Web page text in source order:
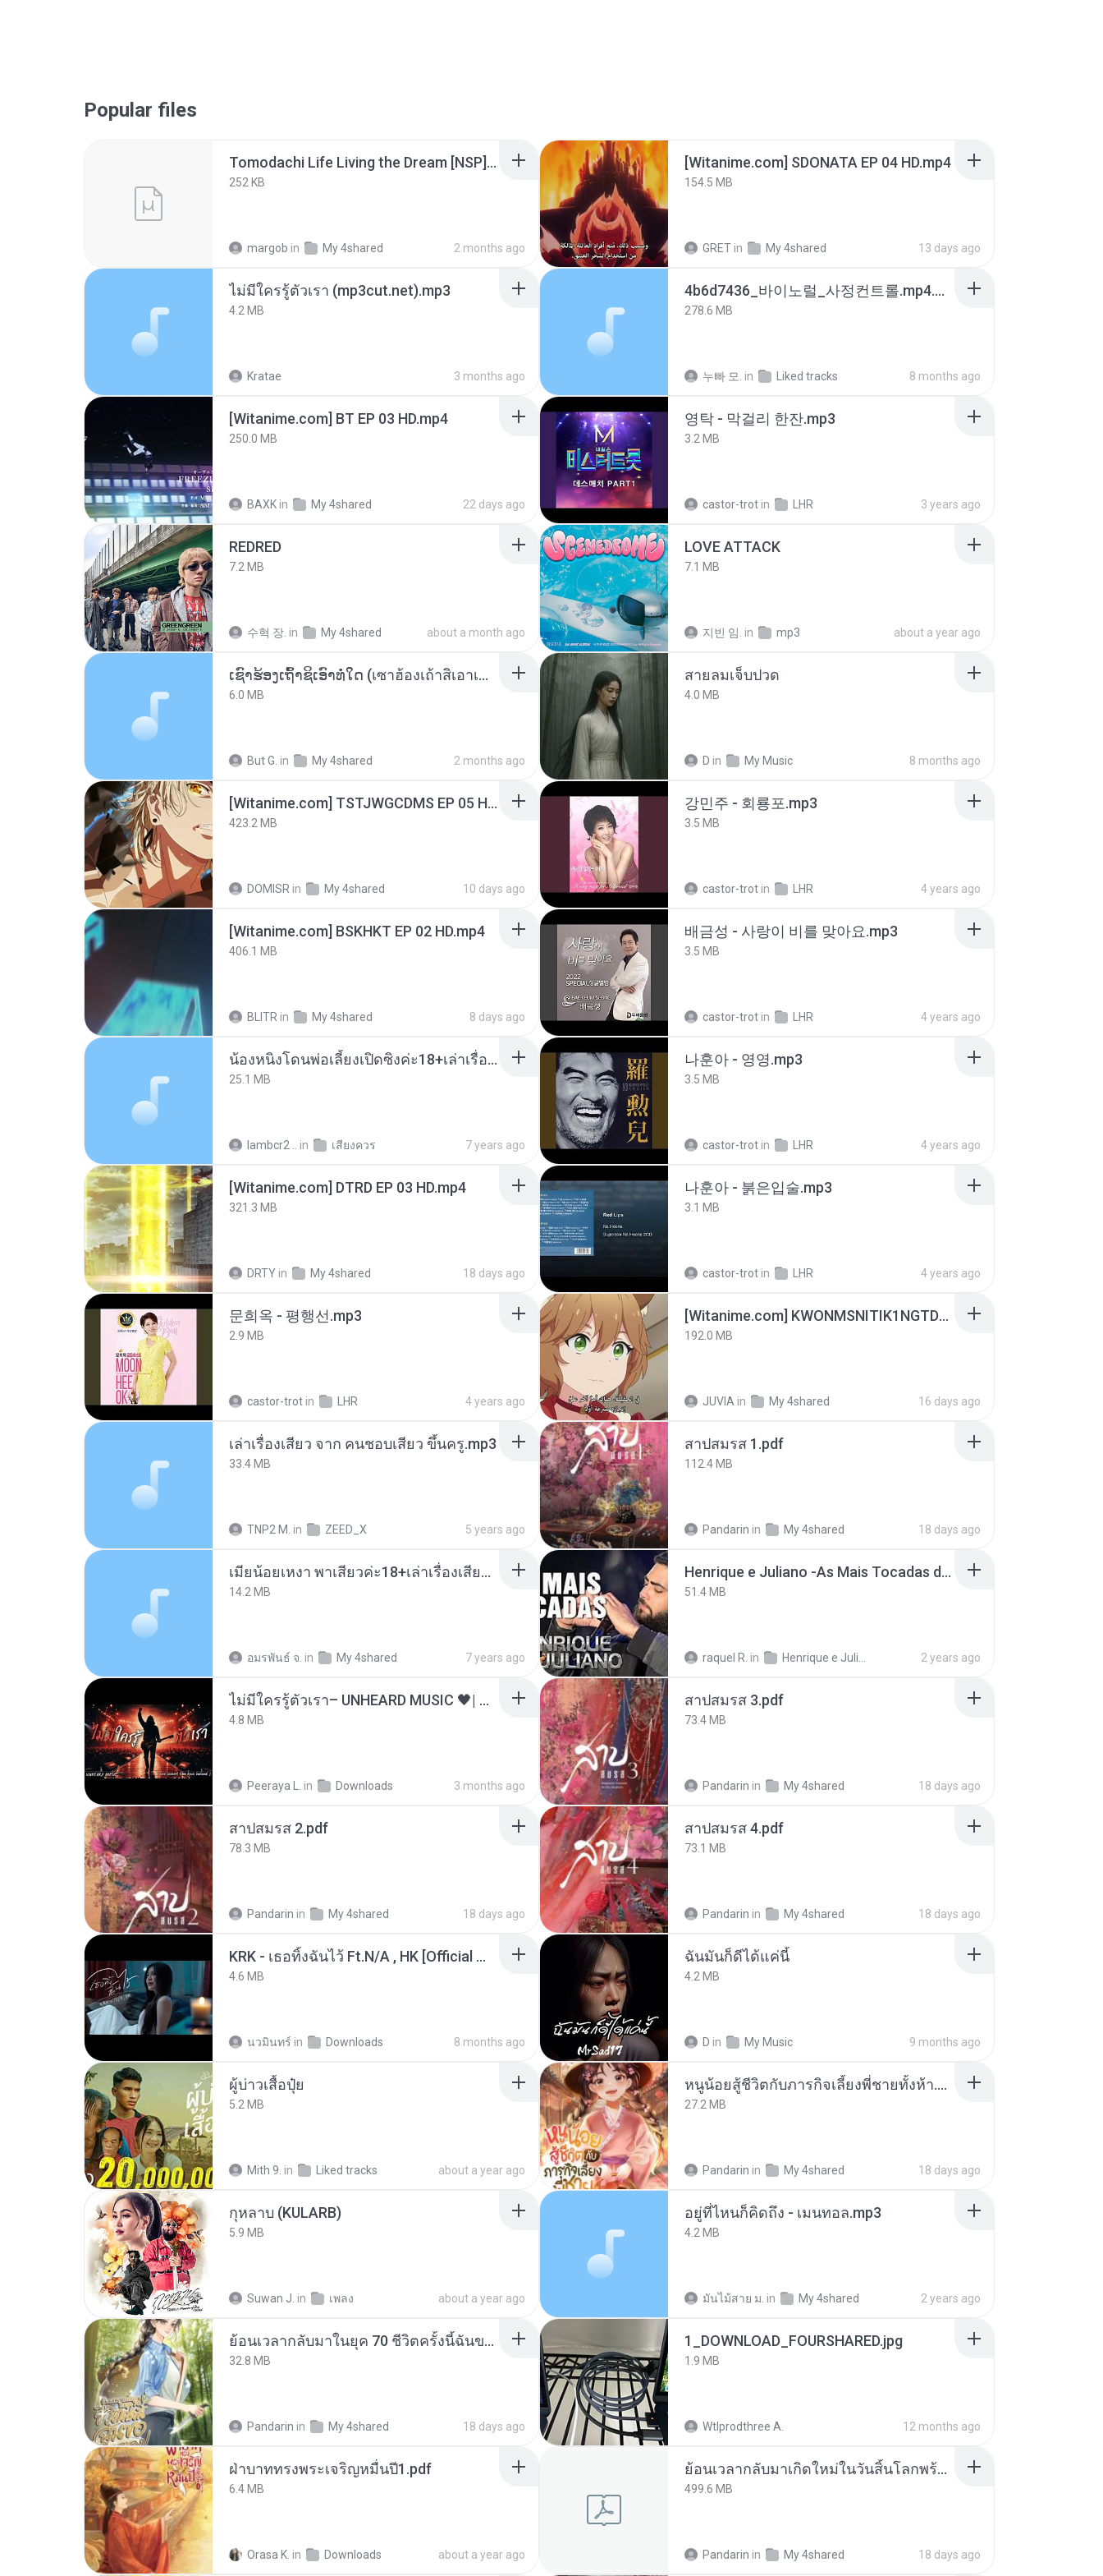
Popular files
Tomodachi Life Living the Dream [NSP].torrent
252 KB
margob in My 4shared 2 months ago
[Witanime.com] SDONATA EP 04 HD.mp4
154.5 MB
GRET in My 4shared 13 days ago
ไม่มีใครรู้ตัวเรา (mp3cut.net).mp3
4.2 MB
Kratae 3 months ago
4b6d7436_바이노럴_사정컨트롤.mp4.m4a
278.6 MB
누빠 모. in Liked tracks 8 months ago
[Witanime.com] BT EP 03 HD.mp4
250.0 MB
BAXK in My 4shared 22 days ago
영탁 - 막걸리 한잔.mp3
3.2 MB
castor-trot in LHR 3 years ago
REDRED
7.2 MB
수혁 장. in My 4shared about a month ago
LOVE ATTACK
7.1 MB
지빈 임. in mp3 about a year ago
ເຊົາຮ້ອງເຖົ້າຊິເອົາທໍ່ໃດ (เซาฮ้องเถ้าสิเอาเท่าใด) ບຸນເກີດ ຫນູຫ່ວງ ft. ໂສພາ ຈຸນທະລາ
6.0 MB
But G. in My 4shared 2 months ago
สายลมเจ็บปวด
4.0 MB
D in My Music 8 months ago
[Witanime.com] TSTJWGCDMS EP 05 HD.mp4
423.2 MB
DOMISR in My 4shared 10 days ago
강민주 - 회룡포.mp3
3.5 MB
castor-trot in LHR 4 years ago
[Witanime.com] BSKHKT EP 02 HD.mp4
406.1 MB
BLITR in My 4shared 8 days ago
배금성 - 사랑이 비를 맞아요.mp3
3.5 MB
castor-trot in LHR 4 years ago
น้องหนิงโดนพ่อเลี้ยงเปิดซิงค่ะ18+เล่าเรื่องเสียว.mp3
25.1 MB
lambcr2 .. in เสียงควร 7 years ago
나훈아 - 영영.mp3
3.5 MB
castor-trot in LHR 4 years ago
[Witanime.com] DTRD EP 03 HD.mp4
321.3 MB
DRTY in My 4shared 18 days ago
나훈아 - 붉은입술.mp3
3.1 MB
castor-trot in LHR 4 years ago
문희옥 - 평행선.mp3
2.9 MB
castor-trot in LHR 4 years ago
[Witanime.com] KWONMSNITIK1NGTDNN EP 04 HD.mp4
192.0 MB
JUVIA in My 4shared 16 days ago
เล่าเรื่องเสียว จาก คนชอบเสียว ขึ้นครู.mp3
33.4 MB
TNP2 M. in ZEED_X 5 years ago
สาปสมรส 1.pdf
112.4 MB
Pandarin in My 4shared 18 days ago
เมียน้อยเหงา พาเสียวค่ะ18+เล่าเรื่องเสียว.mp3
14.2 MB
อมรพันธ์ จ. in My 4shared 7 years ago
Henrique e Juliano -As Mais Tocadas do Henrique e Juliano 2021 -Top Sertanejo 2021,Cd Completo 2021
51.4 MB
raquel R. in 2 years ago
ไม่มีใครรู้ตัวเรา– UNHEARD MUSIC 🖤| Official Lyric Video | เพลงสู้ชีวิต
4.8 MB
Peeraya L. in Downloads 3 months ago
สาปสมรส 3.pdf
73.4 MB
Pandarin in My 4shared 18 days ago
สาปสมรส 2.pdf
78.3 MB
Pandarin in My 4shared 18 days ago
สาปสมรส 4.pdf
73.1 MB
Pandarin in My 4shared 18 days ago
KRK - เธอทิ้งฉันไว้ Ft.N/A , HK [Official MV]
4.6 MB
นวมินทร์ in Downloads 8 months ago
ฉันมันก็ดีได้แค่นี้
4.2 MB
D in My Music 9 months ago
ผู้บ่าวเสื้อปุ๋ย
5.2 MB
Mith 9. in Liked tracks about a year ago
หนูน้อยสู้ชีวิตกับภารกิจเลี้ยงพี่ชายทั้งห้า.pdf
27.2 MB
Pandarin in My 4shared 18 days ago
กุหลาบ (KULARB)
5.9 MB
Suwan J. in เพลง about a year ago
อยู่ที่ไหนก็คิดถึง - เมนทอล.mp3
4.2 MB
มันไม้สาย ม. in My 4shared 2 years ago
ย้อนเวลากลับมาในยุค 70 ชีวิตครั้งนี้ฉันขอเลือกเอง จบ.pdf
32.8 MB
Pandarin in My 4shared 18 days ago
1_DOWNLOAD_FOURSHARED.jpg
1.9 MB
Wtlprodthree A. 12 months ago
ฝ่าบาททรงพระเจริญหมื่นปี1.pdf
6.4 MB
Orasa K. in Downloads about a year ago
ย้อนเวลากลับมาเกิดใหม่ในวันสิ้นโลกพร้อมมิติส่วนตัว 1-443 [จบ] - 揍趴长颈鹿.pdf
499.6 MB
Pandarin in My 4shared 18 days ago